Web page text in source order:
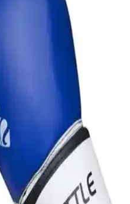
Leon Blade ve
ve Kullanım Alanları
Up boks eldivenlerinin
yorumları detaylı şekilde
yardımcı olunuyor.
ve Excalibur
kum torbalarının özellikleri,
detaylı şekilde incelenerek,
yardımcı olunuyor.
Siyah Mamba